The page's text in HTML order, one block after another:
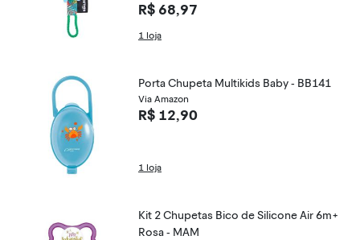
R$ 68,97
1 loja
Porta Chupeta Multikids Baby - BB141
Via Amazon
R$ 12,90
1 loja
Kit 2 Chupetas Bico de Silicone Air 6m+
Rosa - MAM